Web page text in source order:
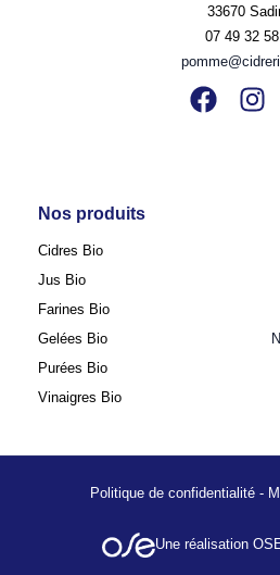
33670
07 49 32
Nos produits
Cidres Bio
Jus Bio
Farines Bio
Gelées Bio
Purées Bio
Vinaigres Bio
Politique de confidentialité -
Une réalisation